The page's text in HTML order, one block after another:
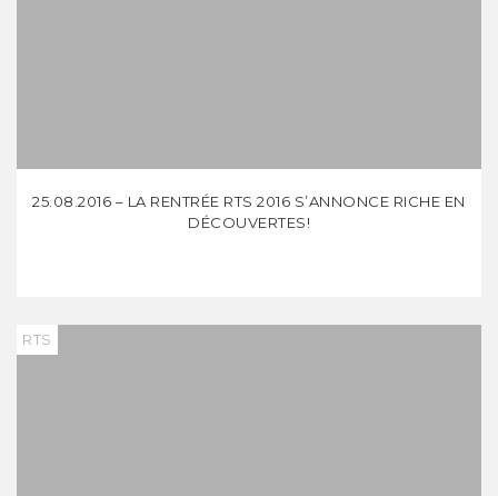
25.08.2016 – LA RENTRÉE RTS 2016 S’ANNONCE RICHE EN
DÉCOUVERTES!
RTS